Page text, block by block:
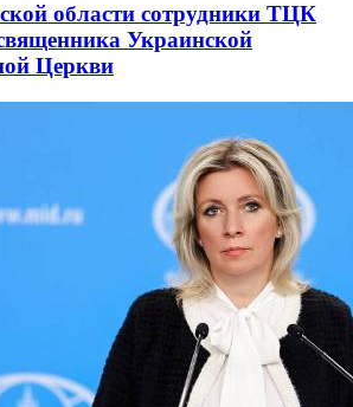
области сотрудники ТЦК
Украинской
Церкви